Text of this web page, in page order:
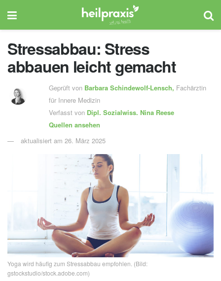
Stressabbau: Stress
abbauen leicht gemacht
Geprüft von Barbara Schindewolf-Lensch, Fachärztin
für Innere Medizin
Verfasst von Dipl. Sozialwiss. Nina Reese
Quellen ansehen
aktualisiert am 26. März 2025
Yoga wird häufig zum Stressabbau empfohlen. (Bild:
gstockstudio/stock.adobe.com)